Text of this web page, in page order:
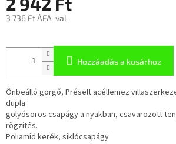
3 736 Ft ÁFA-val
Hozzáadás a kosárhoz
Önbeálló görgő, Préselt acéllemez
dupla
golyósoros csapágy a nyakban, csavarozott
rögzítés.
Poliamid kerék, siklócsapágy